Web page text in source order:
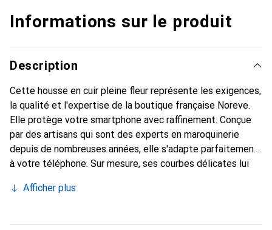
Informations sur le produit
Description
Cette housse en cuir pleine fleur représente les exigences,
la qualité et l'expertise de la boutique française Noreve.
Elle protège votre smartphone avec raffinement. Conçue
par des artisans qui sont des experts en maroquinerie
depuis de nombreuses années, elle s'adapte parfaitement
à votre téléphone. Sur mesure, ses courbes délicates lui
l'accessoire chic et indispensable pour votre smartphone.
qualité, la marque Noreve est un choix sûr pour une
Afficher plus